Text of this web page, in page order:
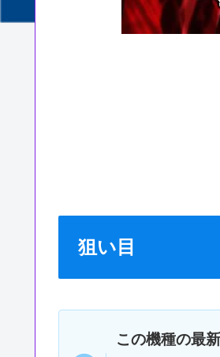
狙い目
この機種の最